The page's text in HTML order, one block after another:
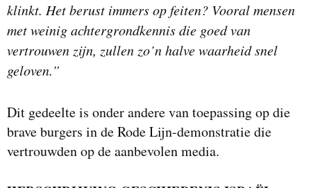
klinkt. Het berust immers op feiten? Vooral mensen
met weinig achtergrondkennis die goed van
vertrouwen zijn, zullen zo’n halve waarheid snel
geloven.”
Dit gedeelte is onder andere van toepassing op die
brave burgers in de Rode Lijn-demonstratie die
vertrouwden op de aanbevolen media.